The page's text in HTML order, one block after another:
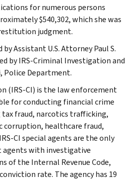
for numerous persons
$540,302, which she was
judgment.
Assistant U.S. Attorney Paul S.
by IRS-Criminal Investigation and
Police Department.
(IRS-CI) is the law enforcement
for conducting financial crime
fraud, narcotics trafficking,
corruption, healthcare fraud,
CI special agents are the only
with investigative
of the Internal Revenue Code,
rate. The agency has 19